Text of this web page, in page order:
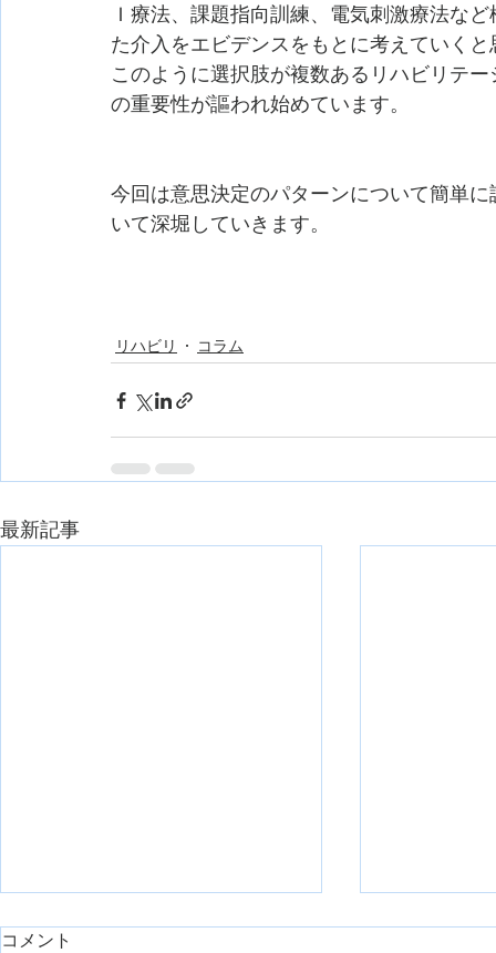
Ｉ療法、課題指向訓練、電気刺激療法な
た介入をエビデンスをもとに考えていくと
このように選択肢が複数あるリハビリテ
の重要性が謳われ始めています。
今回は意思決定のパターンについて簡単
いて深堀していきます。
リハビリ コラム
最新記事
コメント